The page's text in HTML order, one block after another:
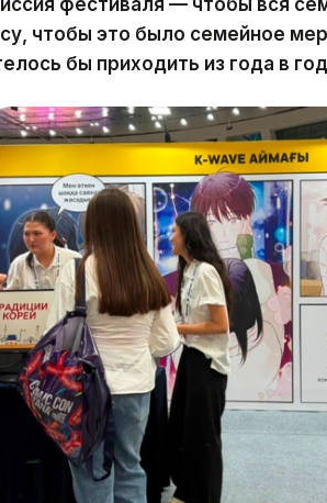
чтобы это было семейное
бы приходить из года в